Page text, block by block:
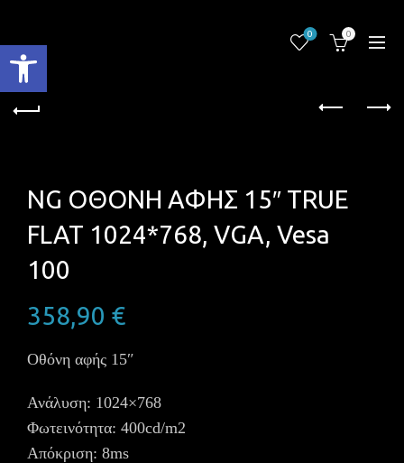
Ανοίξτε τη γραμμή εργαλείων
0 0
NG ΟΘΟΝΗ ΑΦΗΣ 15″ TRUE
FLAT 1024*768, VGA, Vesa
100
358,90 €
Οθόνη αφής 15″
Ανάλυση: 1024×768
Φωτεινότητα: 400cd/m2
Απόκριση: 8ms